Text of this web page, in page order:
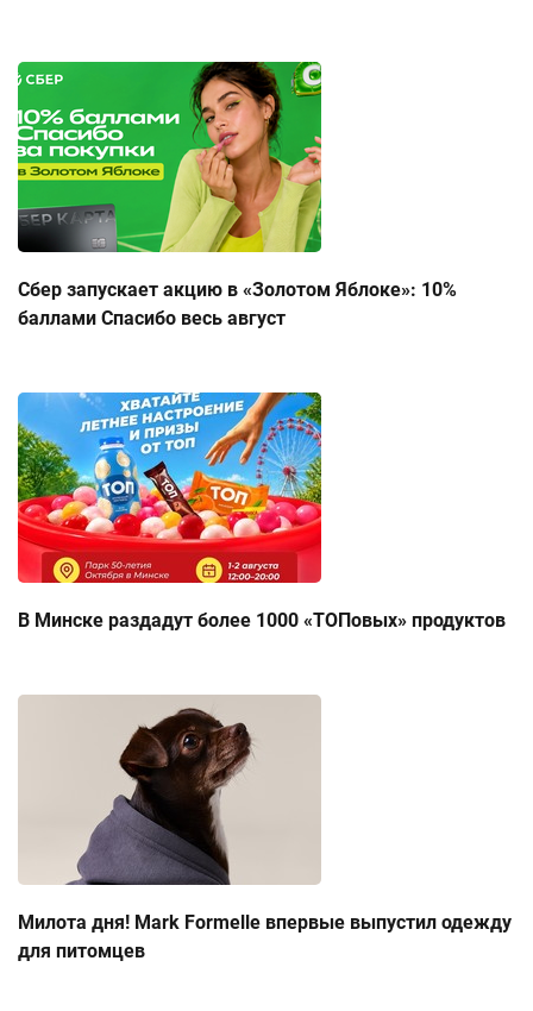
Сбер запускает акцию в «Золотом Яблоке»: 10%
баллами Спасибо весь август
В Минске раздадут более 1000 «ТОПовых» продуктов
Милота дня! Mark Formelle впервые выпустил одежду
для питомцев